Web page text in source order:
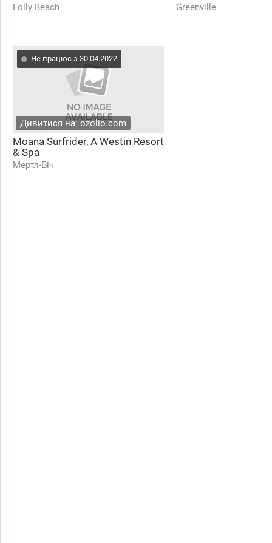
Folly Beach Greenville
Не працює з 30.04.2022
Дивитися на: ozolio.com
Moana Surfrider, A Westin Resort
& Spa
Мертл-Біч